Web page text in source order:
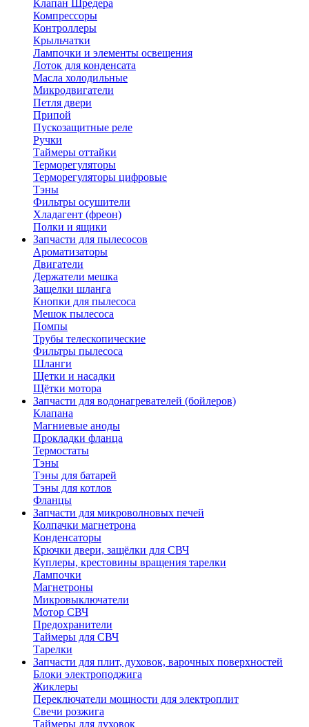
Клапан Шредера
Компрессоры
Контроллеры
Крыльчатки
Лампочки и элементы освещения
Лоток для конденсата
Масла холодильные
Микродвигатели
Петля двери
Припой
Пускозащитные реле
Ручки
Таймеры оттайки
Терморегуляторы
Терморегуляторы цифровые
Тэны
Фильтры осушители
Хладагент (фреон)
Полки и ящики
Запчасти для пылесосов
Ароматизаторы
Двигатели
Держатели мешка
Защелки шланга
Кнопки для пылесоса
Мешок пылесоса
Помпы
Трубы телескопические
Фильтры пылесоса
Шланги
Щетки и насадки
Щётки мотора
Запчасти для водонагревателей (бойлеров)
Клапана
Магниевые аноды
Прокладки фланца
Термостаты
Тэны
Тэны для батарей
Тэны для котлов
Фланцы
Запчасти для микроволновых печей
Колпачки магнетрона
Конденсаторы
Крючки двери, защёлки для СВЧ
Куплеры, крестовины вращения тарелки
Лампочки
Магнетроны
Микровыключатели
Мотор СВЧ
Предохранители
Таймеры для СВЧ
Тарелки
Запчасти для плит, духовок, варочных поверхностей
Блоки электроподжига
Жиклеры
Переключатели мощности для электроплит
Свечи розжига
Таймеры для духовок